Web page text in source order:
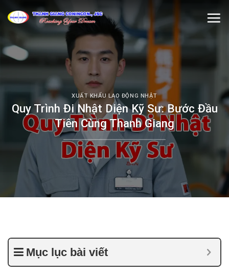
XUẤT KHẨU LAO ĐỘNG NHẬT
Quy Trình Đi Nhật Diện Kỹ Sư: Bước Đầu
Tiên Cùng Thanh Giang
Mục lục bài viết